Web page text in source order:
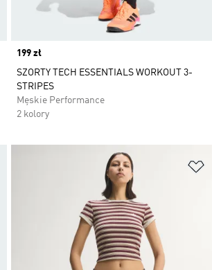
Price
199 zł
SZORTY TECH ESSENTIALS WORKOUT 3-
STRIPES
Męskie Performance
2 kolory